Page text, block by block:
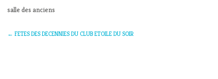
salle des anciens
← FETES DES DECENNIES DU CLUB ETOILE DU SOIR